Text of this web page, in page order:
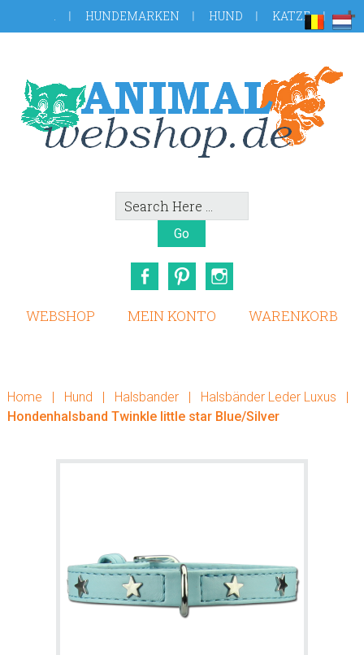
to
Fußzeile
. HUNDEMARKEN HUND KATZE
Search
Here
FacebookPinterest
WEBSHOP MEIN KONTO WARENKORB
Home | Hund | Halsbander | Halsbänder Leder Luxus
|
Hondenhalsband Twinkle little star Blue/Silver